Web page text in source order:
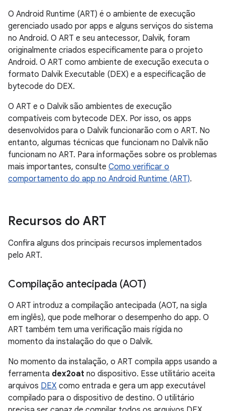
O Android Runtime (ART) é o ambiente de execução
gerenciado usado por apps e alguns serviços do sistema
no Android. O ART e seu antecessor, Dalvik, foram
originalmente criados especificamente para o projeto
Android. O ART como ambiente de execução executa o
formato Dalvik Executable (DEX) e a especificação de
bytecode do DEX.
O ART e o Dalvik são ambientes de execução
compatíveis com bytecode DEX. Por isso, os apps
desenvolvidos para o Dalvik funcionarão com o ART. No
entanto, algumas técnicas que funcionam no Dalvik não
funcionam no ART. Para informações sobre os problemas
mais importantes, consulte Como verificar o
comportamento do app no Android Runtime (ART).
Recursos do ART
Confira alguns dos principais recursos implementados
pelo ART.
Compilação antecipada (AOT)
O ART introduz a compilação antecipada (AOT, na sigla
em inglês), que pode melhorar o desempenho do app. O
ART também tem uma verificação mais rígida no
momento da instalação do que o Dalvik.
No momento da instalação, o ART compila apps usando a
ferramenta dex2oat no dispositivo. Esse utilitário aceita
arquivos DEX como entrada e gera um app executável
compilado para o dispositivo de destino. O utilitário